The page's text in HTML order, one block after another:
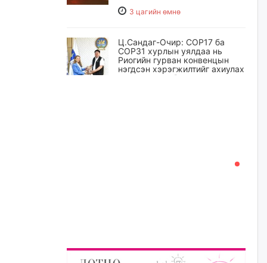
3 цагийн өмнө
Ц.Сандаг-Очир: COP17 ба
COP31 хурлын уялдаа нь
Риогийн гурван конвенцын
нэгдсэн хэрэгжилтийг ахиулах
чухал алхам болно